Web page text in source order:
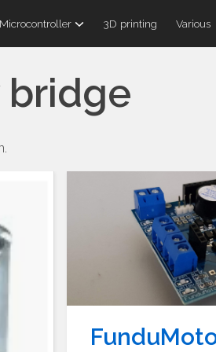
Microcontroller 3D printing Various